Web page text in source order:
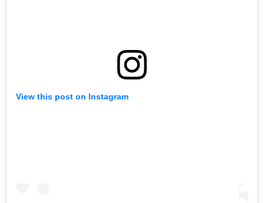
View this post on Instagram